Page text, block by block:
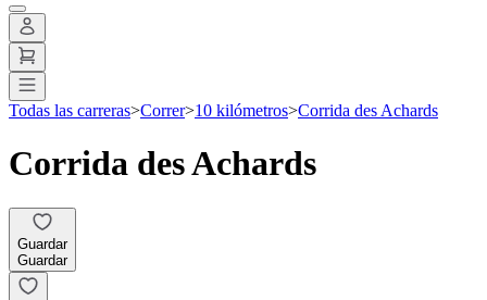
Todas las carreras>Correr>10 kilómetros>Corrida des Achards
Corrida des Achards
Guardar
Guardar